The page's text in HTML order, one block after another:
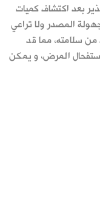
بعد اكتشاف كميات
المصدر ولا تراعي
من سلامته، مما قد
المرض، و يمكن